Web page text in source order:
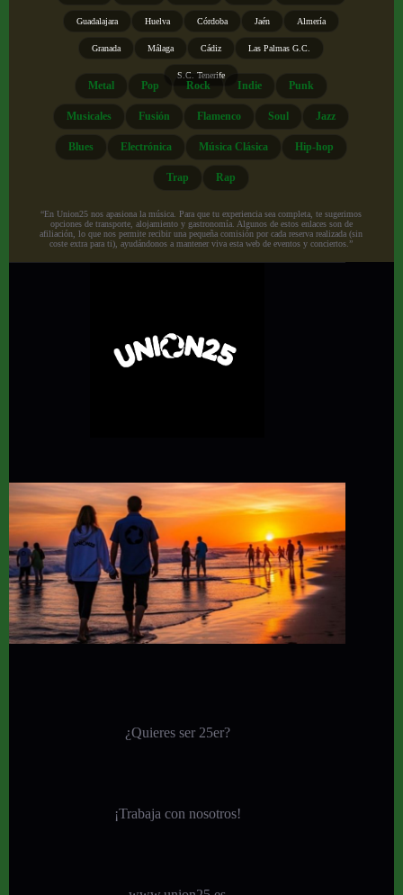
Guadalajara Huelva Córdoba Jaén Almería
Granada Málaga Cádiz Las Palmas G.C.
S.C. Tenerife
Metal Pop Rock Indie Punk
Musicales Fusión Flamenco Soul Jazz
Blues Electrónica Música Clásica Hip-hop
Trap Rap
“En Union25 nos apasiona la música. Para que tu experiencia sea completa, te sugerimos
opciones de transporte, alojamiento y gastronomía. Algunos de estos enlaces son de
afiliación, lo que nos permite recibir una pequeña comisión por cada reserva realizada (sin
coste extra para ti), ayudándonos a mantener viva esta web de eventos y conciertos.”
¿Quieres ser 25er?
¡Trabaja con nosotros!